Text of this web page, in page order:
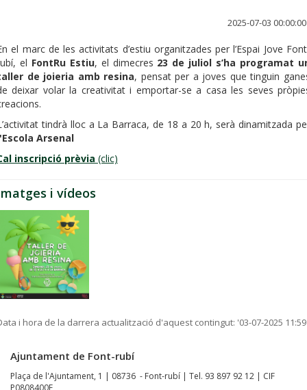
2025-07-03 00:00:00
el marc de les activitats d’estiu organitzades per l’Espai Jove
el FontRu Estiu, el dimecres 23 de juliol s’ha programat
de joieria amb resina, pensat per a joves que tinguin
deixar volar la creativitat i emportar-se a casa les seves
tindrà lloc a La Barraca, de 18 a 20 h, serà dinamitzada
Arsenal
inscripció prèvia (clic)
i vídeos
i hora de la darrera actualització d'aquest contingut: '03-07-2025 11:59
Ajuntament de Font-rubí
Plaça de l'Ajuntament, 1 | 08736 - Font-rubí | Tel. 93 897 92 12 | CIF
P0808400F